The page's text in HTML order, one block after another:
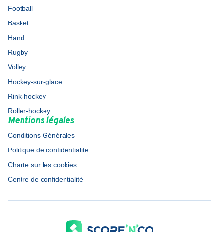
Football
Basket
Hand
Rugby
Volley
Hockey-sur-glace
Rink-hockey
Roller-hockey
Mentions légales
Conditions Générales
Politique de confidentialité
Charte sur les cookies
Centre de confidentialité